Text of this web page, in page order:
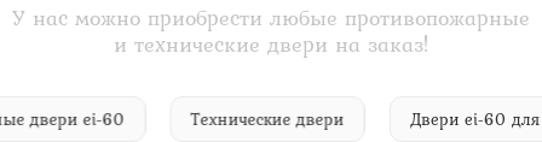
У нас можно приобрести любые противопожарные
и технические двери на заказ!
двери ei-60 Технические двери Двери ei-60